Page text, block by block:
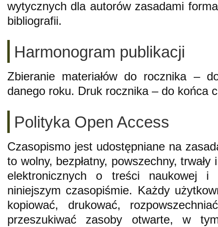
wytycznych dla autorów zasadami
bibliografii.
Harmonogram publikacji
Zbieranie materiałów do rocznika –
danego roku. Druk rocznika – do końca
Polityka Open Access
Czasopismo jest udostępniane na
to wolny, bezpłatny, powszechny,
elektronicznych o treści naukowej i
niniejszym czasopiśmie. Każdy
kopiować, drukować,
przeszukiwać zasoby otwarte, w